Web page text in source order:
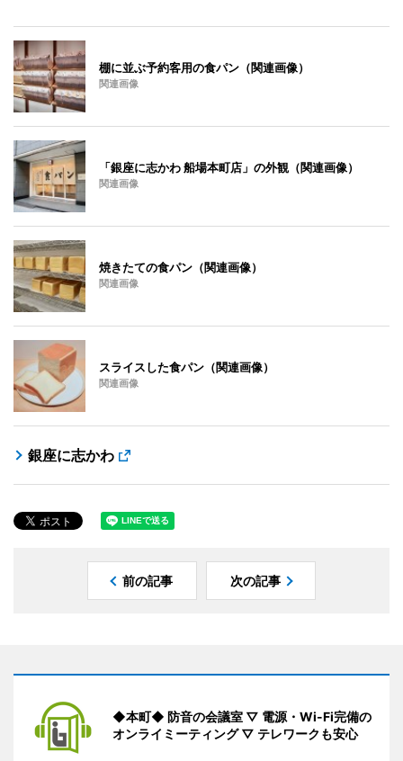
棚に並ぶ予約客用の食パン（関連画像）
関連画像
「銀座に志かわ 船場本町店」の外観（関連画像）
関連画像
焼きたての食パン（関連画像）
関連画像
スライスした食パン（関連画像）
関連画像
銀座に志かわ
前の記事 次の記事
◆本町◆ 防音の会議室 ▽ 電源・Wi-Fi完備の
オンライミーティング ▽ テレワークも安心